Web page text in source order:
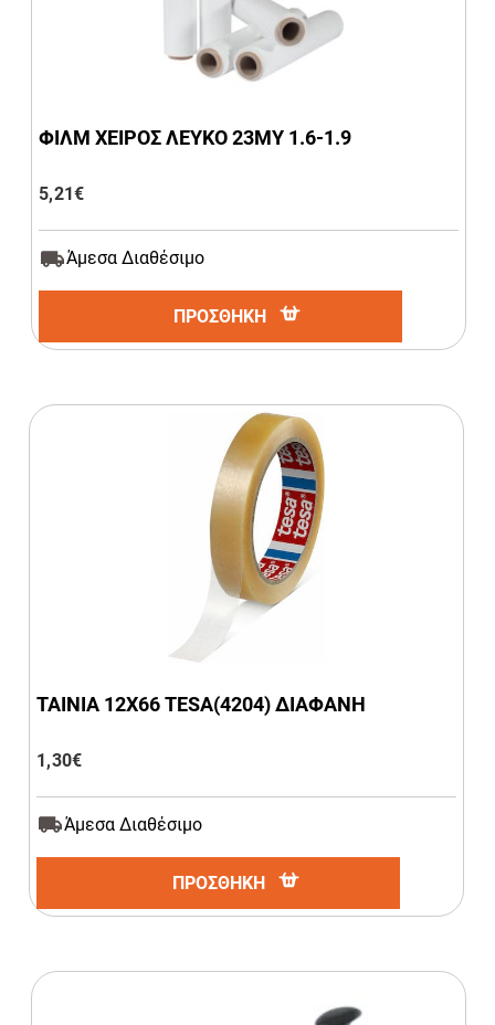
ΦΙΛΜ ΧΕΙΡΟΣ ΛΕΥΚΟ 23ΜΥ 1.6-1.9
5,21€
Άμεσα Διαθέσιμο
ΠΡΟΣΘΗΚΗ
ΤΑΙΝΙΑ 12Χ66 TESA(4204) ΔΙΑΦΑΝΗ
1,30€
Άμεσα Διαθέσιμο
ΠΡΟΣΘΗΚΗ